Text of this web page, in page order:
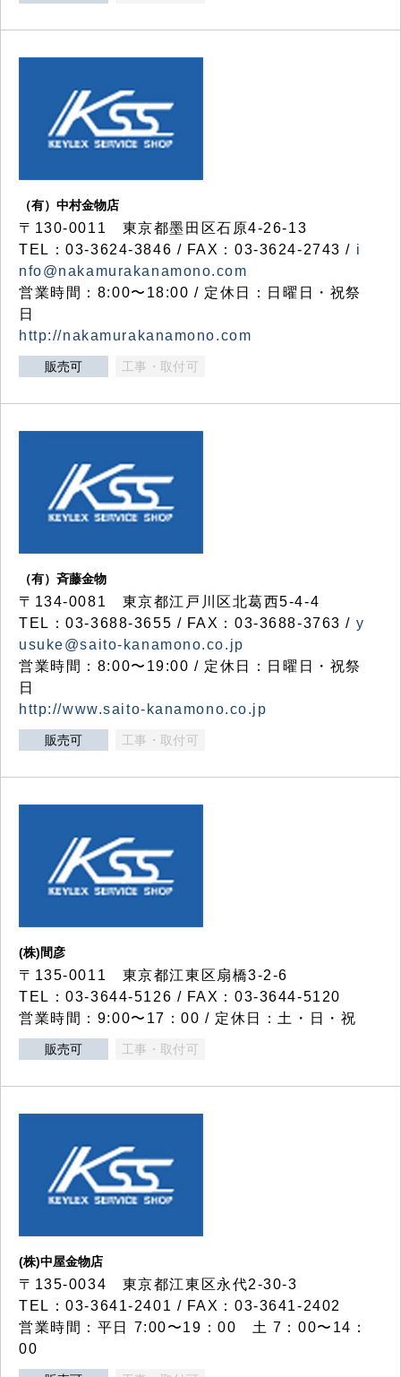
（有）中村金物店
〒130-0011 東京都墨田区石原4-26-13
TEL：03-3624-3846 / FAX：03-3624-2743 / i
nfo@nakamurakanamono.com
営業時間：8:00〜18:00 / 定休日：日曜日・祝祭
日
http://nakamurakanamono.com
販売可 工事・取付可
（有）斉藤金物
〒134-0081 東京都江戸川区北葛西5-4-4
TEL：03-3688-3655 / FAX：03-3688-3763 / y
usuke@saito-kanamono.co.jp
営業時間：8:00〜19:00 / 定休日：日曜日・祝祭
日
http://www.saito-kanamono.co.jp
販売可 工事・取付可
(株)間彦
〒135-0011 東京都江東区扇橋3-2-6
TEL：03-3644-5126 / FAX：03-3644-5120
営業時間：9:00〜17：00 / 定休日：土・日・祝
販売可 工事・取付可
(株)中屋金物店
〒135-0034 東京都江東区永代2-30-3
TEL：03-3641-2401 / FAX：03-3641-2402
営業時間：平日 7:00〜19：00 土 7：00〜14：
00